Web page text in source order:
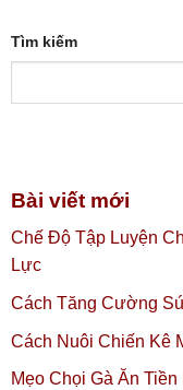
Tìm kiếm
Bài viết mới
Chế Độ Tập Luyện
Lực
Cách Tăng Cường
Cách Nuôi Chiến Kê
Mẹo Chọi Gà Ăn